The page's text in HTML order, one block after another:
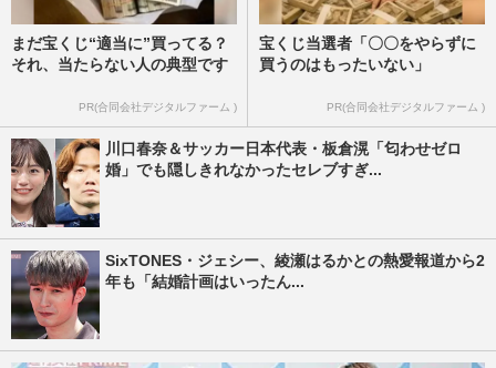
まだ宝くじ“適当に”買ってる？
それ、当たらない人の典型です
PR(合同会社デジタルファーム )
宝くじ当選者「〇〇をやらずに
買うのはもったいない」
PR(合同会社デジタルファーム )
川口春奈＆サッカー日本代表・板倉滉「匂わせゼロ
婚」でも隠しきれなかったセレブすぎ...
SixTONES・ジェシー、綾瀬はるかとの熱愛報道から2
年も「結婚計画はいったん...